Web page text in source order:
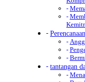
tantangan